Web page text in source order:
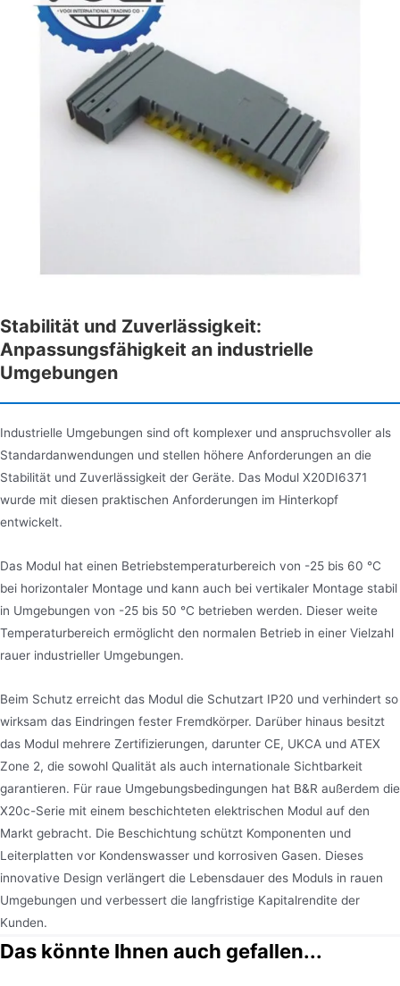
Stabilität und Zuverlässigkeit:
Anpassungsfähigkeit an industrielle
Umgebungen
Industrielle Umgebungen sind oft komplexer und anspruchsvoller als
Standardanwendungen und stellen höhere Anforderungen an die
Stabilität und Zuverlässigkeit der Geräte. Das Modul X20DI6371
wurde mit diesen praktischen Anforderungen im Hinterkopf
entwickelt.
Das Modul hat einen Betriebstemperaturbereich von -25 bis 60 °C
bei horizontaler Montage und kann auch bei vertikaler Montage stabil
in Umgebungen von -25 bis 50 °C betrieben werden. Dieser weite
Temperaturbereich ermöglicht den normalen Betrieb in einer Vielzahl
rauer industrieller Umgebungen.
Beim Schutz erreicht das Modul die Schutzart IP20 und verhindert so
wirksam das Eindringen fester Fremdkörper. Darüber hinaus besitzt
das Modul mehrere Zertifizierungen, darunter CE, UKCA und ATEX
Zone 2, die sowohl Qualität als auch internationale Sichtbarkeit
garantieren. Für raue Umgebungsbedingungen hat B&R außerdem die
X20c-Serie mit einem beschichteten elektrischen Modul auf den
Markt gebracht. Die Beschichtung schützt Komponenten und
Leiterplatten vor Kondenswasser und korrosiven Gasen. Dieses
innovative Design verlängert die Lebensdauer des Moduls in rauen
Umgebungen und verbessert die langfristige Kapitalrendite der
Kunden.
Das könnte Ihnen auch gefallen...